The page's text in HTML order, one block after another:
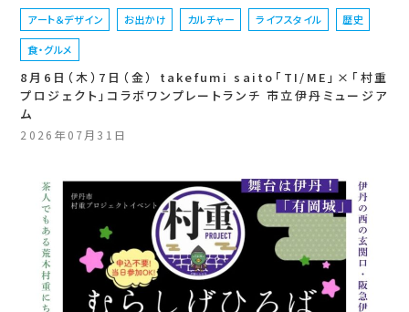
アート＆デザイン お出かけ カルチャー ライフスタイル 歴史
食・グルメ
8月6日（木）7日（金） takefumi saito「TI/ME」×「村重
プロジェクト」コラボワンプレートランチ 市立伊丹ミュージア
ム
2026年07月31日